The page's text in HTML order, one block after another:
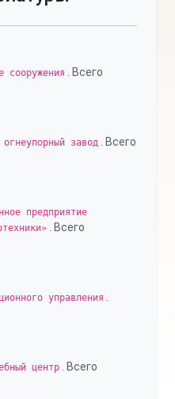
сооружения
. Всего
огнеупорный завод . Всего
предприятие
. Всего
управления
центр . Всего